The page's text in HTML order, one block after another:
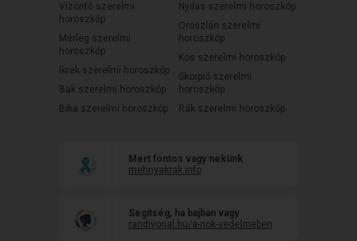
Vízöntő szerelmi
horoszkóp
Mérleg szerelmi
horoszkóp
Ikrek szerelmi horoszkóp
Bak szerelmi horoszkóp
Bika szerelmi horoszkóp
Nyilas szerelmi horoszkóp
Oroszlán szerelmi
horoszkóp
Kos szerelmi horoszkóp
Skorpió szerelmi
horoszkóp
Rák szerelmi horoszkóp
Mert fontos vagy nekünk
mehnyakrak.info
Segítség, ha bajban vagy
randivonal.hu/a-nok-vedelmeben